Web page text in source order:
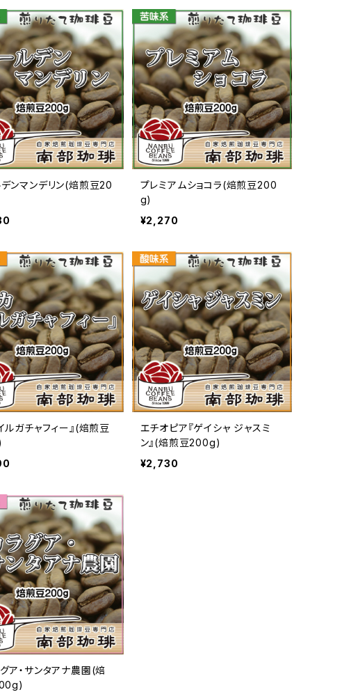
ンマンデリン(焙煎豆20
プレミアムショコラ(焙煎豆200
g)
¥2,270
ルガチャフィー』(焙煎豆
エチオピア『ゲイシャ ジャスミ
ン』(焙煎豆200g)
¥2,730
ア・サンタアナ農園(焙